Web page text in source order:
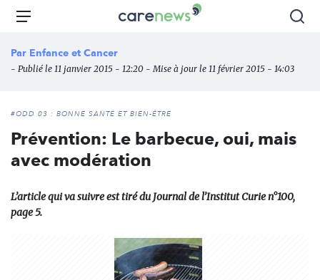
Aller
principal
Carenews,
des
l'engagement
Menu
Par Enfance et Cancer
- Publié le 11 janvier 2015 - 12:20 - Mise à jour le 11 février 2015 - 14:03
#ODD 03 : BONNE SANTÉ ET BIEN-ÊTRE
Prévention: Le barbecue, oui, mais
avec modération
L’article qui va suivre est tiré du Journal de l’Institut Curie n°100,
page 5.